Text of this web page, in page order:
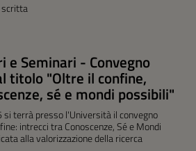
scritta
e Seminari - Convegno
titolo "Oltre il confine,
sé e mondi possibili"
terrà presso l'Università il convegno
intrecci tra Conoscenze, Sé e Mondi
alla valorizzazione della ricerca